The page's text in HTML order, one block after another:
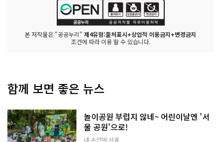
본 저작물은 "공공누리" 제4유형:출처표시+상업적 이용금지+변경금지
조건에 따라 이용 할 수 있습니다.
함께 보면 좋은 뉴스
놀이공원 부럽지 않네~ 어린이날엔 '서
울 공원'으로!
내 손안에 서울